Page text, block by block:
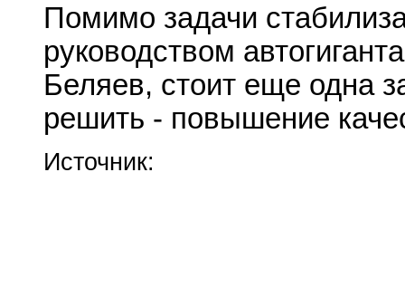
Помимо задачи
руководством
Беляев, стоит еще одна
решить - повышение
Источник: